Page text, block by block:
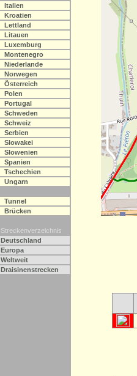
Italien
Kroatien
Lettland
Litauen
Luxemburg
Montenegro
Niederlande
Norwegen
Österreich
Polen
Portugal
Schweden
Schweiz
Serbien
Slowakei
Slowenien
Spanien
Tschechien
Ungarn
Tunnel
Brücken
Streckenverzeichnis
Deutschland
Europa
Weltweit
Draisinenstrecken